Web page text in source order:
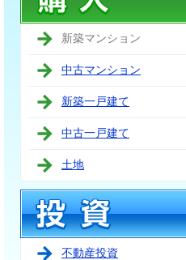
新築マンション
中古マンション
新築一戸建て
中古一戸建て
土地
不動産投資